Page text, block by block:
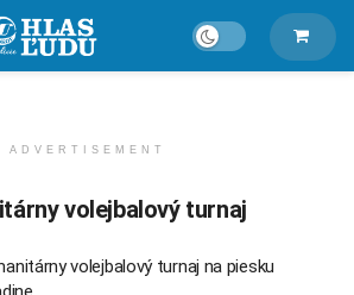
ADVERTISEMENT
volejbalový turnaj
volejbalový turnaj na piesku